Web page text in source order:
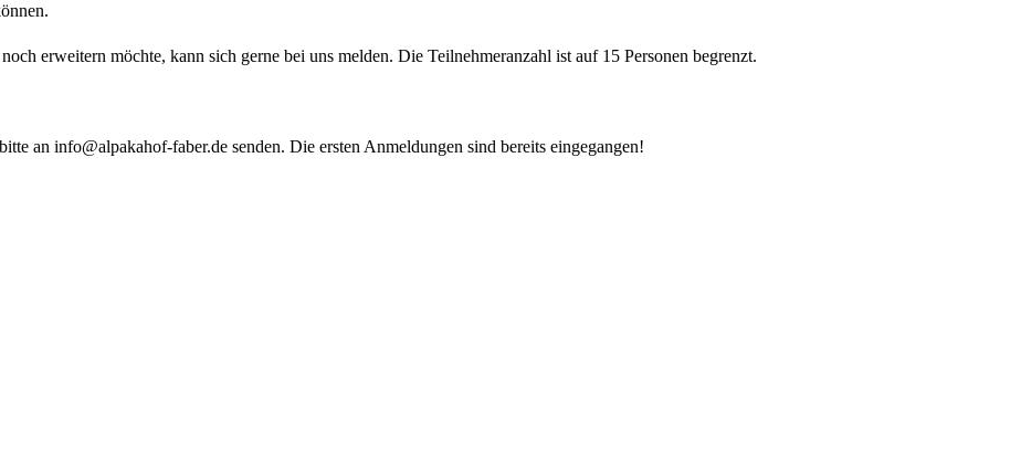
erweitern möchte, kann sich gerne bei uns melden. Die Teilnehmeranzahl ist auf 15 Personen begrenzt.
an info@alpakahof-faber.de senden. Die ersten Anmeldungen sind bereits eingegangen!